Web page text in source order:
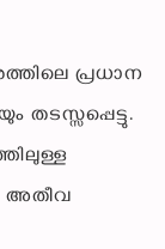
പ്രധാന
തടസ്സപ്പെട്ടു.
അതീവ